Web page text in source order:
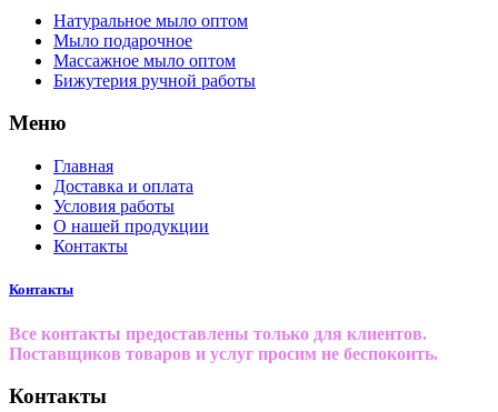
Натуральное мыло оптом
Мыло подарочное
Массажное мыло оптом
Бижутерия ручной работы
Меню
Главная
Доставка и оплата
Условия работы
О нашей продукции
Контакты
Контакты
Все контакты предоставлены только для клиентов.
Поставщиков товаров и услуг просим не беспокоить.
Контакты